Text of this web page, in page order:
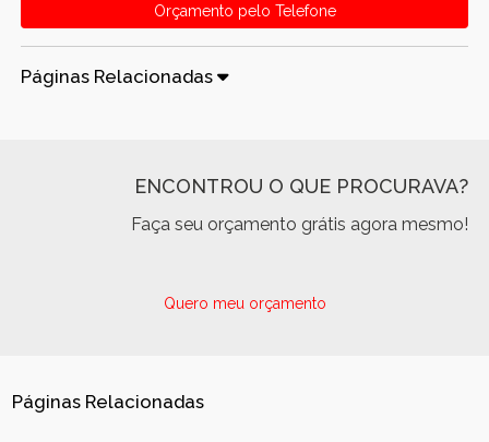
Orçamento pelo Telefone
Páginas Relacionadas
ENCONTROU O QUE PROCURAVA?
Faça seu orçamento grátis agora mesmo!
Quero meu orçamento
Páginas Relacionadas